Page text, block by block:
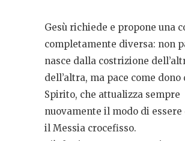
Gesù richiede e propone una
completamente diversa: non
nasce dalla costrizione
dell’altra, ma pace come dono
Spirito, che attualizza sempre
nuovamente il modo di essere
il Messia crocefisso.